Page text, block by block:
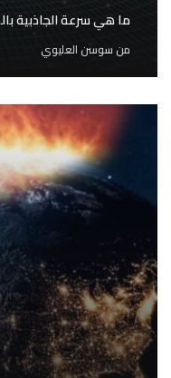
ما هي سرعة الجاذبية
من سوسن العليوي